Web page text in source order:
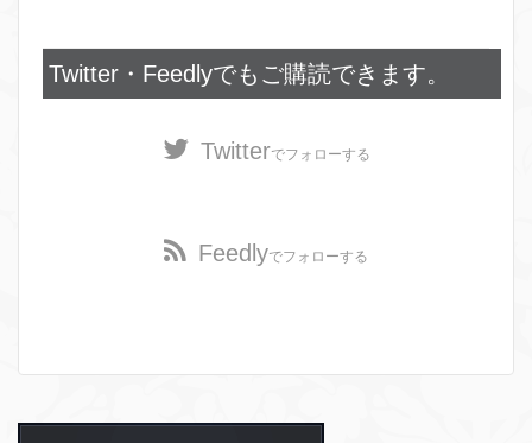
Twitter・Feedlyでもご購読できます。
Twitterでフォローする
Feedlyでフォローする